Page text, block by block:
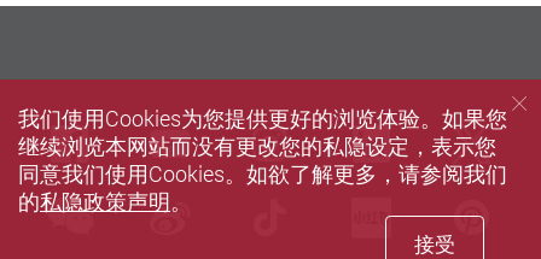
FacebookYoutubeinstagramLinkedIn
wechat
Douyin
我们使用Cookies为您提供更好的浏览体验。如果您
继续浏览本网站而没有更改您的私隐设定，表示您
同意我们使用Cookies。如欲了解更多，请参阅我们
的私隐政策声明。
接受